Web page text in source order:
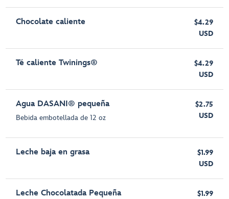
Chocolate caliente
$4.29
USD
Té caliente Twinings®
$4.29
USD
Agua DASANI® pequeña
Bebida embotellada de 12 oz
$2.75
USD
Leche baja en grasa
$1.99
USD
Leche Chocolatada Pequeña
$1.99